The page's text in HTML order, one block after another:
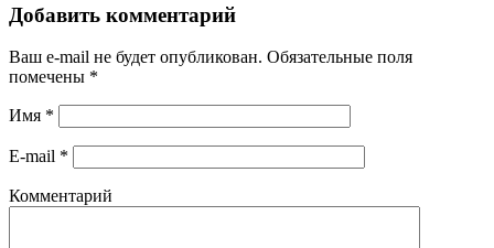
Добавить комментарий
Ваш e-mail не будет опубликован. Обязательные поля
помечены *
Имя *
E-mail *
Комментарий